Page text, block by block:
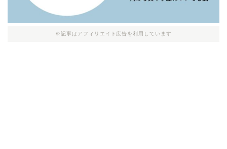
※記事はアフィリエイト広告を利用しています